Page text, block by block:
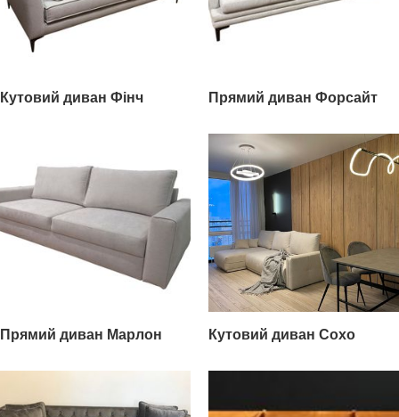
Кутовий диван Фінч Прямий диван Форсайт
Прямий диван Марлон Кутовий диван Сохо